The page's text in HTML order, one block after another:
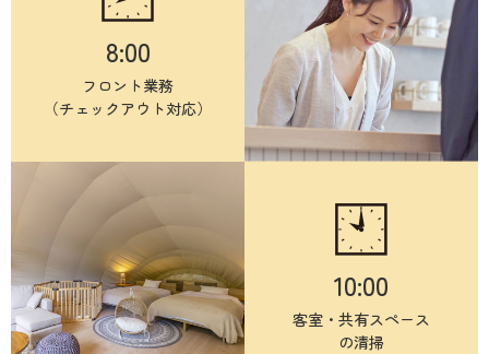
8:00
フロント業務
（チェックアウト対応）
10:00
客室・共有スペース
の清掃